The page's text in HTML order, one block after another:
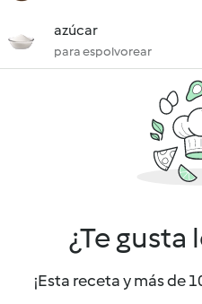
azúcar
para espolvorear
¿Te gusta
¡Esta receta y más de